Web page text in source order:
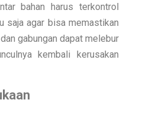
bahan harus terkontrol
saja agar bisa memastikan
gabungan dapat melebur
kembali kerusakan